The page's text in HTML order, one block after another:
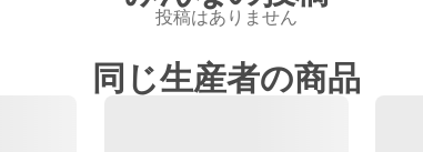
投稿はありません
同じ生産者の商品